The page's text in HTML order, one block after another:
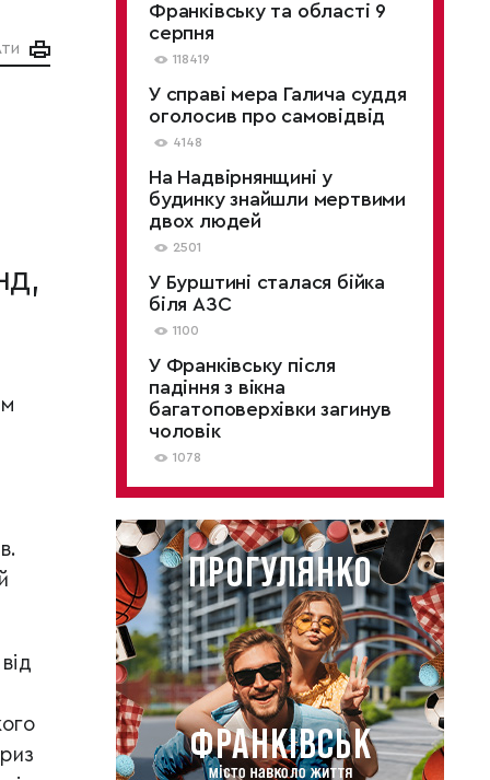
Франківську та області 9
серпня
118419
У справі мера Галича суддя
оголосив про самовідвід
4148
На Надвірнянщині у
будинку знайшли мертвими
двох людей
2501
У Бурштині сталася бійка
біля АЗС
1100
У Франківську після
падіння з вікна
багатоповерхівки загинув
чоловік
1078